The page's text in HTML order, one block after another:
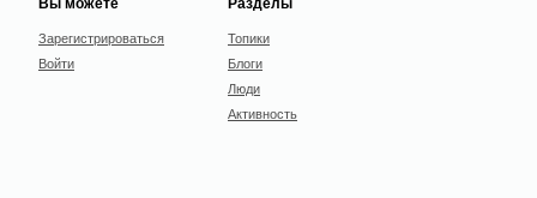
Зарегистрироваться
Войти
Топики
Блоги
Люди
Активность